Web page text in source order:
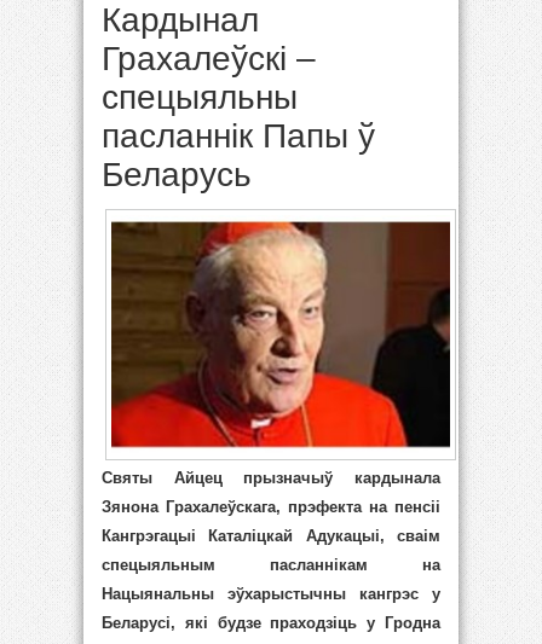
Кардынал
Грахалеўскі –
спецыяльны
пасланнік Папы ў
Беларусь
Святы Айцец прызначыў кардынала
Зянона Грахалеўскага, прэфекта на пенсіі
Кангрэгацыі Каталіцкай Адукацыі, сваім
спецыяльным пасланнікам на
Нацыянальны эўхарыстычны кангрэс у
Беларусі, які будзе праходзіць у Гродна